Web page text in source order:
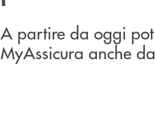
A partire da oggi
MyAssicura anche